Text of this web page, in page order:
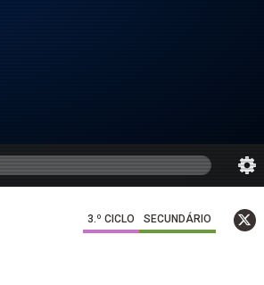
3.º CICLO SECUNDÁRIO